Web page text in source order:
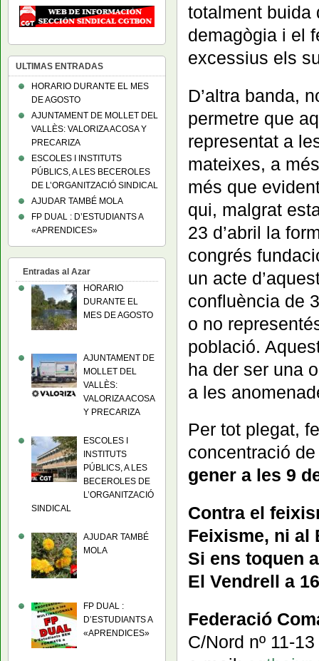
totalment buida
demagògia i el
excessius els
D’altra banda,
permetre que
representat a
mateixes, a
més que
qui, malgrat
23 d’abril la
congrés
un acte
confluència de
o no
població.
ha der ser una
a les
Per tot plegat,
concentració
gener a les 9
Contra el
Feixisme, ni al
Si ens toquen
El Vendrell a
Federació
C/Nord nº 11-
ULTIMAS ENTRADAS
HORARIO DURANTE EL MES
DE AGOSTO
AJUNTAMENT DE MOLLET DEL
VALLÈS: VALORIZA ACOSA Y
PRECARIZA
ESCOLES I INSTITUTS
PÚBLICS, A LES BECEROLES
DE L’ORGANITZACIÓ SINDICAL
AJUDAR TAMBÉ MOLA
FP DUAL : D’ESTUDIANTS A
«APRENDICES»
Entradas al Azar
HORARIO
DURANTE EL
MES DE AGOSTO
AJUNTAMENT DE
MOLLET DEL
VALLÈS:
VALORIZA ACOSA
Y PRECARIZA
ESCOLES I
INSTITUTS
PÚBLICS, A LES
BECEROLES DE
L’ORGANITZACIÓ
SINDICAL
AJUDAR TAMBÉ
MOLA
FP DUAL :
D’ESTUDIANTS A
«APRENDICES»